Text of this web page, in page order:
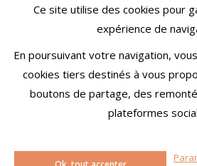
COMMUNIQUEZ UN
CONDITIONS GÉNÉRALES
MENTIONS
CONFIDENTIALITÉ
© MokaMag
Ce site utilise des cookies pour
expérience de
En poursuivant votre navigation,
cookies tiers destinés à vous
boutons de partage, des
plateformes